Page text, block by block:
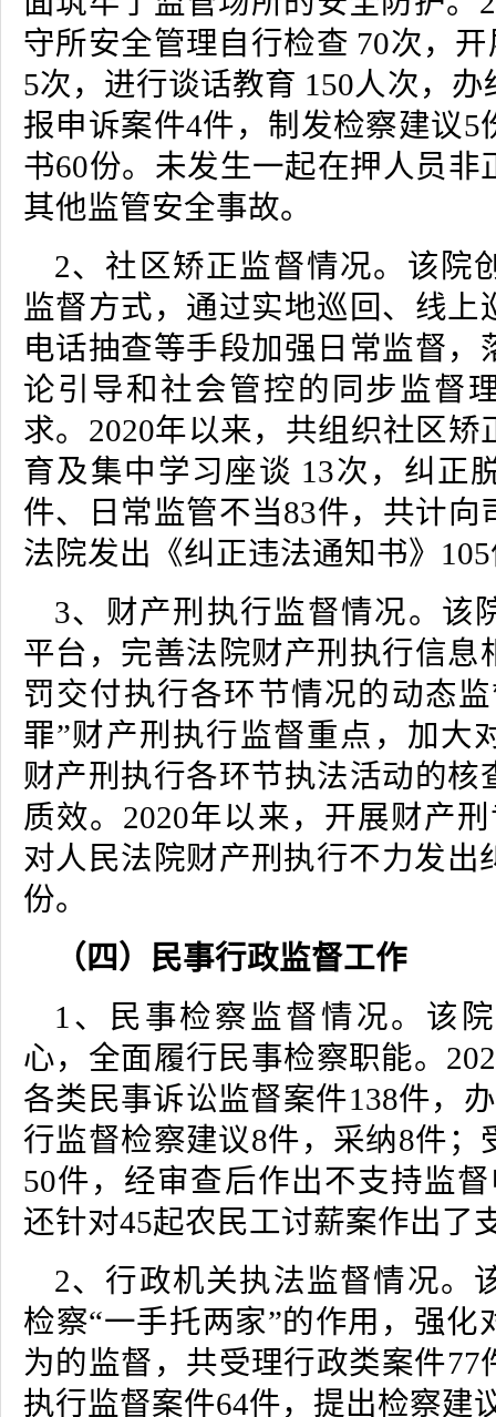
守所安全管理自行检查 70次，
5次，进行谈话教育 150人次，
报申诉案件4件，制发检察建议5
书60份。未发生一起在押人员非
其他监管安全事故。
2、社区矫正监督情况。该院
监督方式，通过实地巡回、线上
电话抽查等手段加强日常监督，
论引导和社会管控的同步监督
求。2020年以来，共组织社区矫
育及集中学习座谈 13次，纠正
件、日常监管不当83件，共计向
法院发出《纠正违法通知书》
3、财产刑执行监督情况。该
平台，完善法院财产刑执行信息
罚交付执行各环节情况的动态
罪”财产刑执行监督重点，加大
财产刑执行各环节执法活动的核
质效。2020年以来，开展财产
对人民法院财产刑执行不力发出
份。
（四）民事行政监督工作
1、民事检察监督情况。该
心，全面履行民事检察职能。
各类民事诉讼监督案件138件，
行监督检察建议8件，采纳8件；
50件，经审查后作出不支持监
还针对45起农民工讨薪案作出了
2、行政机关执法监督情况。
检察“一手托两家”的作用，强化
为的监督，共受理行政类案件77
执行监督案件64件，提出检察建